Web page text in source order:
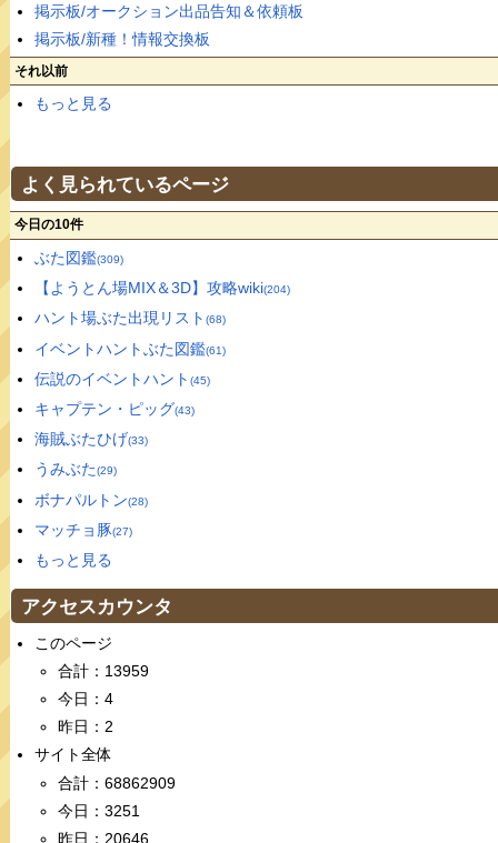
掲示板/オークション出品告知＆依頼板
掲示板/新種！情報交換板
それ以前
もっと見る
よく見られているページ
今日の10件
ぶた図鑑(309)
【ようとん場MIX＆3D】攻略wiki(204)
ハント場ぶた出現リスト (68)
イベントハントぶた図鑑(61)
伝説のイベントハント (45)
キャプテン・ピッグ(43)
海賊ぶたひげ(33)
うみぶた(29)
ボナパルトン(28)
マッチョ豚(27)
もっと見る
アクセスカウンタ
このページ
合計：13959
今日：4
昨日：2
サイト全体
合計：68862909
今日：3251
昨日：20646